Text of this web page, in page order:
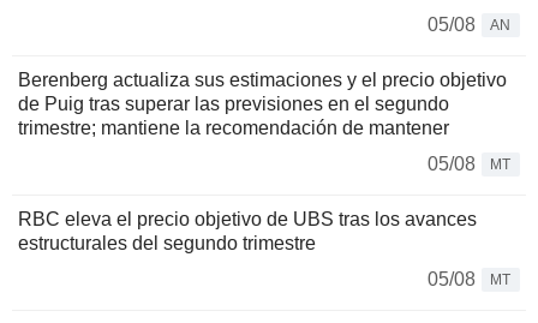
05/08
AN
Berenberg actualiza sus estimaciones y el precio objetivo
de Puig tras superar las previsiones en el segundo
trimestre; mantiene la recomendación de mantener
05/08
MT
RBC eleva el precio objetivo de UBS tras los avances
estructurales del segundo trimestre
05/08
MT